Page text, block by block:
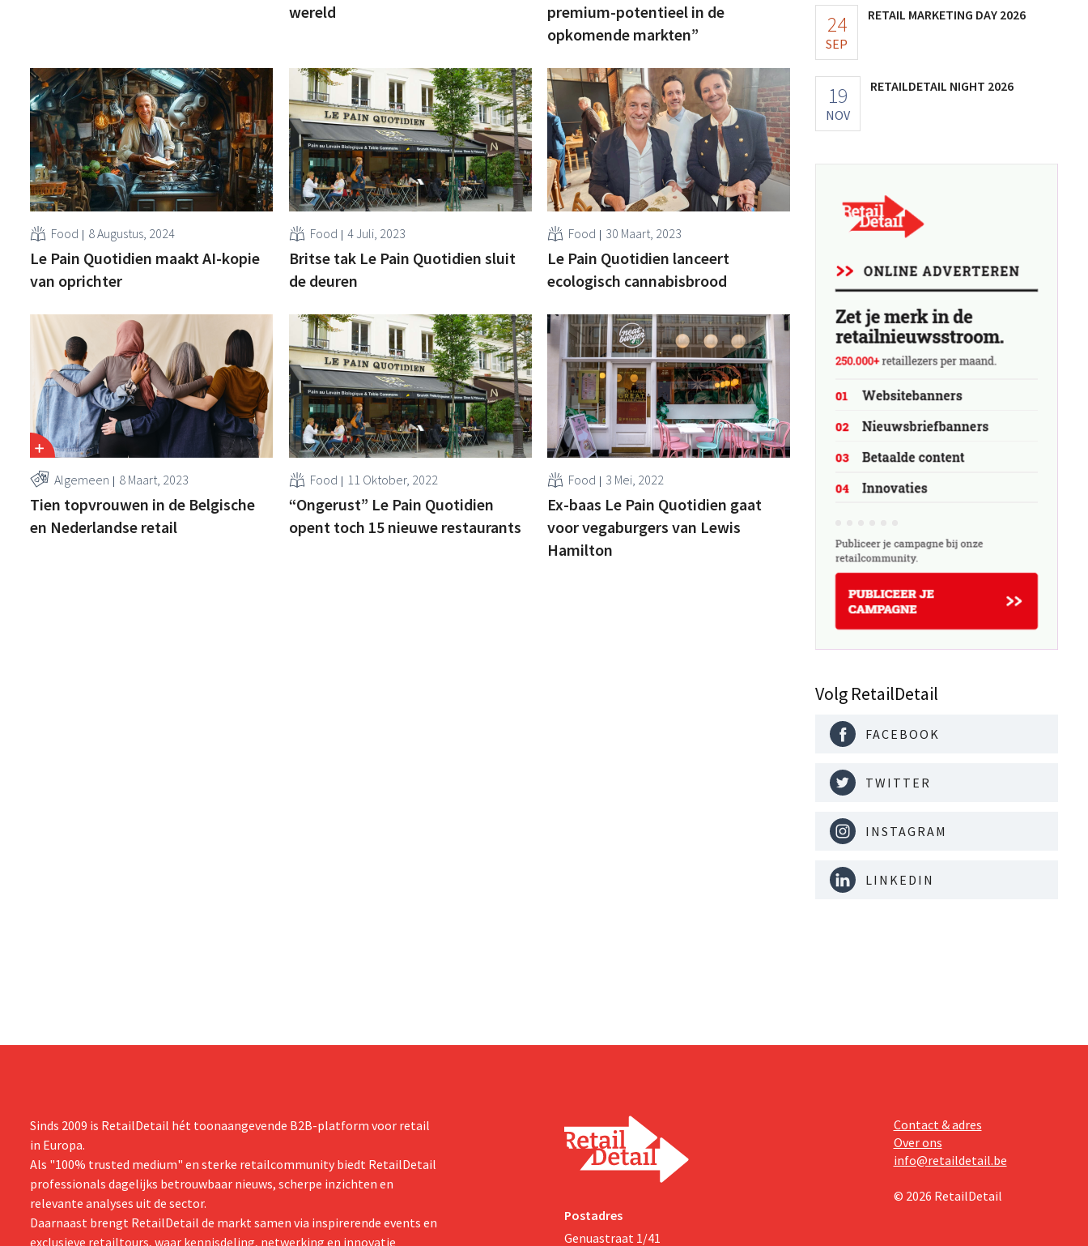
wereld
premium-potentieel in de
opkomende markten”
Food 8 Augustus, 2024
Le Pain Quotidien maakt AI-kopie
van oprichter
Food 4 Juli, 2023
Britse tak Le Pain Quotidien sluit
de deuren
Food 30 Maart, 2023
Le Pain Quotidien lanceert
ecologisch cannabisbrood
Algemeen 8 Maart, 2023
Tien topvrouwen in de Belgische
en Nederlandse retail
Food 11 Oktober, 2022
“Ongerust” Le Pain Quotidien
opent toch 15 nieuwe restaurants
Food 3 Mei, 2022
Ex-baas Le Pain Quotidien gaat
voor vegaburgers van Lewis
Hamilton
24
SEP
RETAIL MARKETING DAY 2026
19
NOV
RETAILDETAIL NIGHT 2026
Volg RetailDetail
FACEBOOK
TWITTER
INSTAGRAM
LINKEDIN
Sinds 2009 is RetailDetail hét toonaangevende B2B-platform voor retail
in Europa.
Als "100% trusted medium" en sterke retailcommunity biedt RetailDetail
professionals dagelijks betrouwbaar nieuws, scherpe inzichten en
relevante analyses uit de sector.
Daarnaast brengt RetailDetail de markt samen via inspirerende events en
exclusieve retailtours, waar kennisdeling, netwerking en innovatie
Postadres
Genuastraat 1/41
Contact & adres
Over ons
info@retaildetail.be
© 2026 RetailDetail